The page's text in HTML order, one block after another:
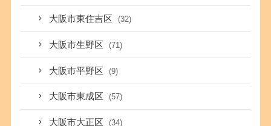
大阪市東住吉区 (32)
大阪市生野区 (71)
大阪市平野区 (9)
大阪市東成区 (57)
大阪市大正区 (34)